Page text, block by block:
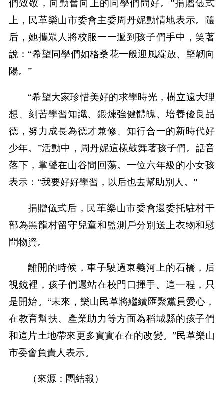
們致敬，向勤奮向上的同學們問好。”捐贈儀式
上，民革樂山市委會主委周丹妮動情地表示。隨
后，她攜眾人將校服一一遞到孩子們手中，笑著
說：“希望同學們如格桑花一般迎風綻放、堅韌向
陽。”
“希望大家珍惜美好的求學時光，樹立遠大理
想、刻苦學習知識、鍛煉強健體魄、培養優良品
德，努力成長為德才兼修、知行合一的新時代好
少年。”活動中，周丹妮這樣鼓舞著孩子們。話音
落下，掌聲在山谷間回蕩。一位六年級的小女孩
表示：“我要好好學習，以后也去幫助別人。”
捐贈儀式后，民革樂山市委會還委托駐村干
部為黑龍村留守兒童和監測戶分別送上衣物和慰
問物資。
離開的時候，車子駛過東義河上的石橋，后
視鏡裡，孩子們還站在校門口揮手。這一程，只
是開始。“未來，樂山民革將繼續匯聚黨員愛心，
在教育幫扶、產業助力等方面為稻城縣的孩子們
和這片土地帶來更多實實在在的改變。”民革樂山
市委會負責人表示。
（來源：團結報）